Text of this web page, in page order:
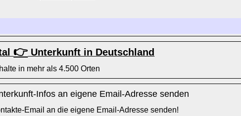
👉 Unterkunft in Deutschland
in mehr als 4.500 Orten
Email an die eigene Email-Adresse senden!